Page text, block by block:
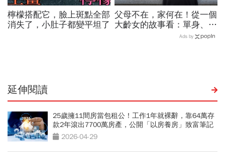
檸檬搭配它，臉上斑點全部
消失了，小肚子都變平坦了
父母不在，家何在！從一個
大齡女的故事看：單身、單
親購屋需求為何增多
Ads by
延伸閱讀
25歲擁11間房當包租公！工作1年就裸辭，靠64萬存
款2年滾出7700萬房產，公開「以房養房」致富筆記
2026-04-29